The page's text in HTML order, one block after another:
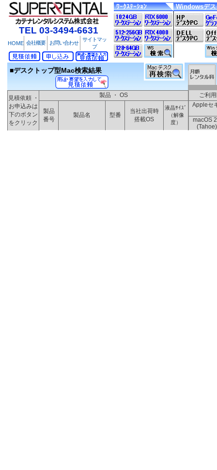
TEL 03-3494-6631
HOME 会社概要 お問い合わせ
サイトマッ
プ
ﾜｰｸｽﾃｰｼｮﾝ Windowsデス
■デスクトップ型Mac検索結果
見積依頼 ・
お申込みは
下のボタン
をクリック
製品 ・ OS ご利
製品
番号
製品名 型番
当社出荷時
搭載OS
液晶ｻｲｽﾞ
（解像
度）
Appleセ
macOS
(Tahoe)